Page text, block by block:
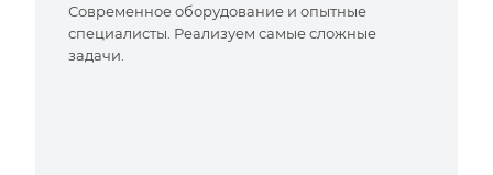
Современное оборудование и опытные
специалисты. Реализуем самые сложные
задачи.